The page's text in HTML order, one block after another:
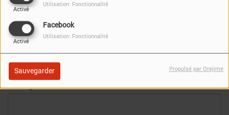
Activé
Utilisation: Fonctionnalité
Facebook
Activé
Utilisation: Fonctionnalité
Sauvegarder Propulsé par Orejime
Site Web
Message*